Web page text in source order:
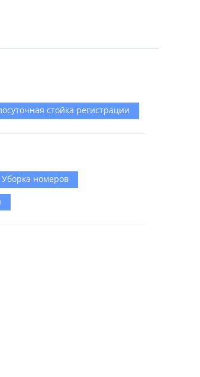
стойка регистрации
Уборка номеров